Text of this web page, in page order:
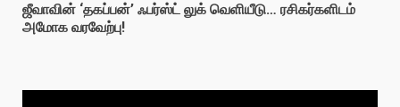
ஜீவாவின் ‘தகப்பன்’ ஃபர்ஸ்ட் லுக் வெளியீடு… ரசிகர்களிடம்
அமோக வரவேற்பு!